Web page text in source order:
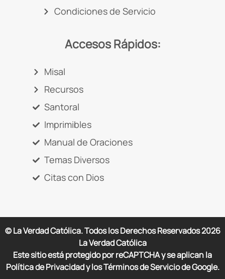
Condiciones de Servicio
Accesos Rápidos:
Misal
Recursos
Santoral
Imprimibles
Manual de Oraciones
Temas Diversos
Citas con Dios
© La Verdad Católica. Todos los Derechos Reservados2026
La Verdad Católica
Este sitio está protegido por reCAPTCHA y se aplican la
Política de Privacidad y los Términos de Servicio de Google.